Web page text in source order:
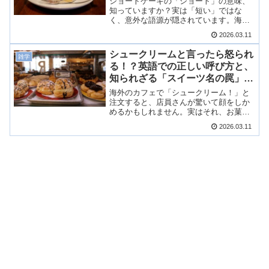
知っていますか？実は「短い」ではな
く、意外な語源が隠されています。海外
自に進化した理由をわかりやすく解説し
ます！
2026.03.11
雑学
シュークリームと言ったら怒られ
る！？英語での正しい呼び方と、
知られざる「スイーツ名の罠」を
解説！
海外のカフェで「シュークリーム！」と
注文すると、店員さんが驚いて顔をしか
めるかもしれません。実はそれ、お菓子
ではなく「ある意外なもの」を指すから
です。本場での正しい呼び方や、名前の
2026.03.11